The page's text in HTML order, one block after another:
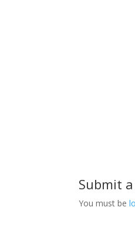
Submit
You must be